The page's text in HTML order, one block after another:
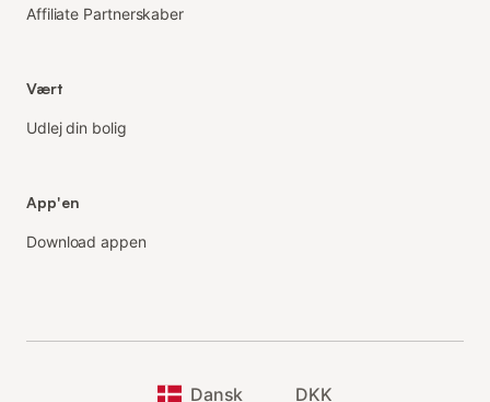
Affiliate Partnerskaber
Vært
Udlej din bolig
App'en
Download appen
Dansk DKK